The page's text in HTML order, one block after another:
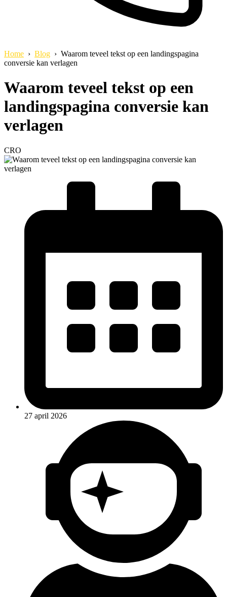
Home › Blog › Waarom teveel tekst op een landingspagina
conversie kan verlagen
Waarom teveel tekst op een
landingspagina conversie kan
verlagen
CRO
27 april 2026